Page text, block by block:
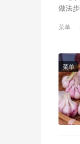
做法
菜单
菜单